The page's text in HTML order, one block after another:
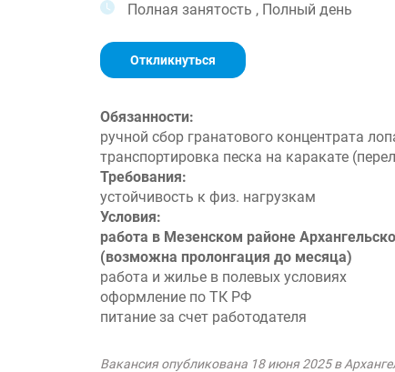
Полная занятость , Полный день
Откликнуться
Обязанности:
ручной сбор гранатового концентрата
транспортировка песка на каракате
Требования:
устойчивость к физ. нагрузкам
Условия:
работа в Мезенском районе
(возможна пролонгация до месяца)
работа и жилье в полевых условиях
оформление по ТК РФ
питание за счет работодателя
Вакансия опубликована 18 июня 2025 в